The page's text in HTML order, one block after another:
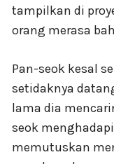
tampilkan di
orang merasa
Pan-seok kesal
setidaknya
lama dia
seok
memutuskan